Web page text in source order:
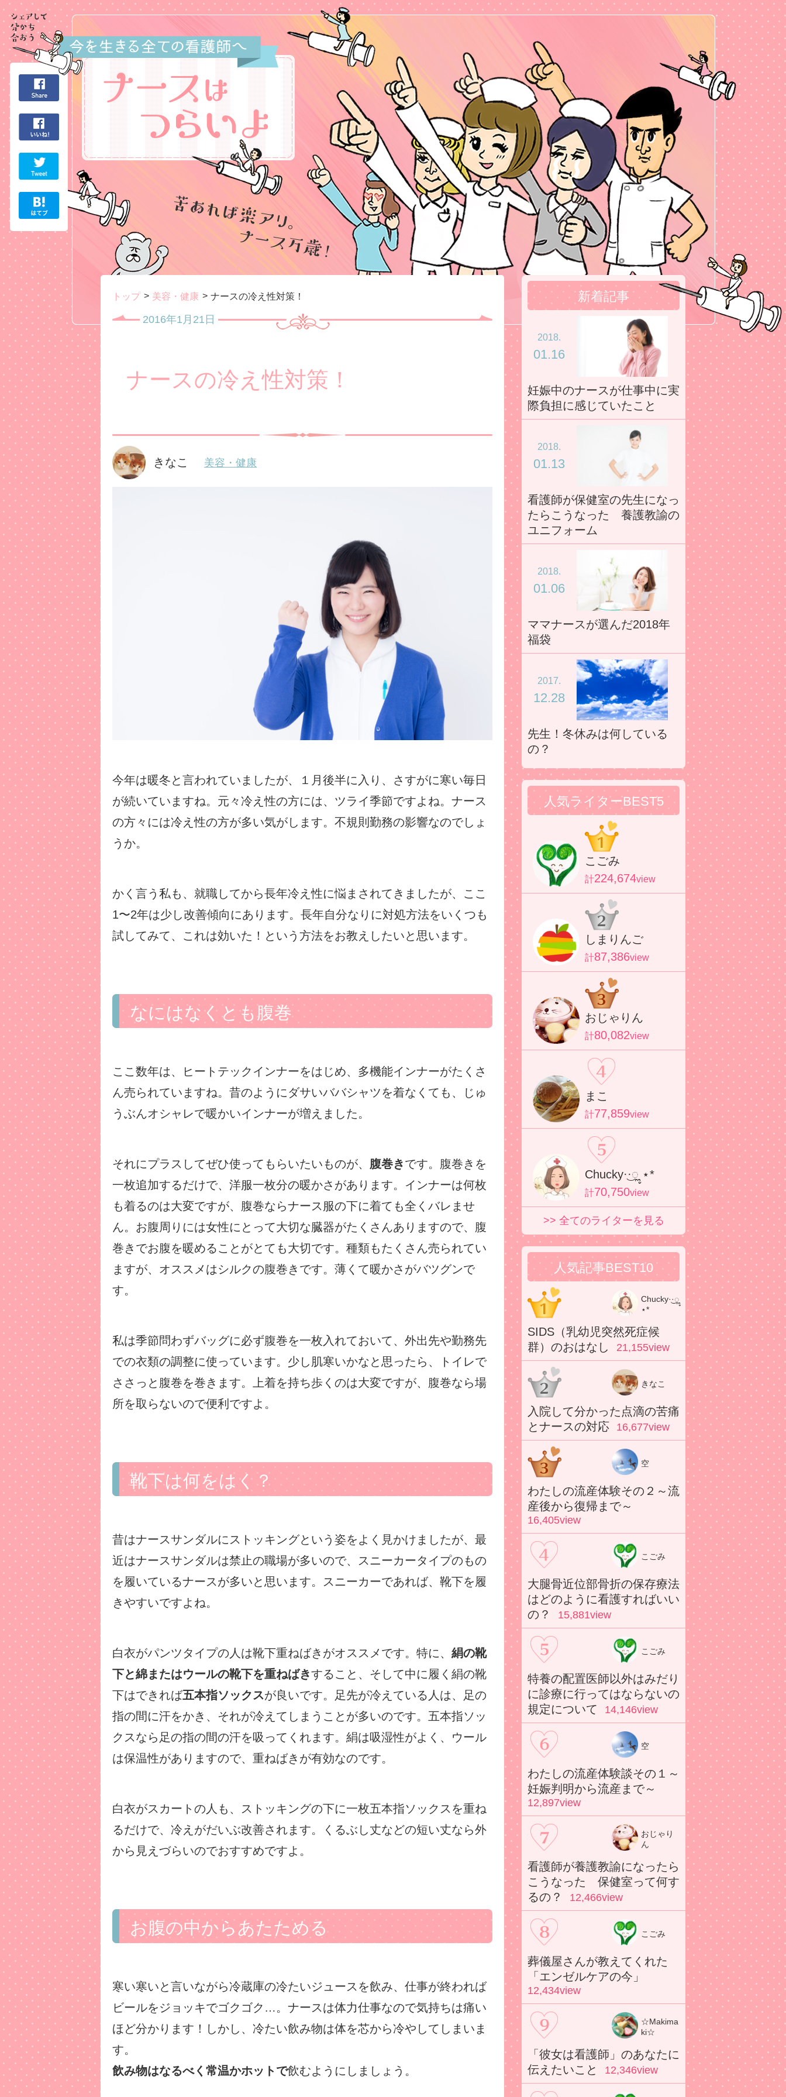
トップ 美容・健康 ナースの冷え性対策！
ナースの冷え性対策！
2016年1月21日
きなこ 美容・健康
今年は暖冬と言われていましたが、１月後半に入り、さすがに寒い毎日
が続いていますね。元々冷え性の方には、ツライ季節ですよね。ナース
の方々には冷え性の方が多い気がします。不規則勤務の影響なのでしょ
うか。
かく言う私も、就職してから長年冷え性に悩まされてきましたが、ここ
1〜2年は少し改善傾向にあります。長年自分なりに対処方法をいくつも
試してみて、これは効いた！という方法をお教えしたいと思います。
なにはなくとも腹巻
ここ数年は、ヒートテックインナーをはじめ、多機能インナーがたくさ
ん売られていますね。昔のようにダサいババシャツを着なくても、じゅ
うぶんオシャレで暖かいインナーが増えました。
それにプラスしてぜひ使ってもらいたいものが、 腹巻きです。腹巻きを
一枚追加するだけで、洋服一枚分の暖かさがあります。インナーは何枚
も着るのは大変ですが、腹巻ならナース服の下に着ても全くバレませ
ん。お腹周りには女性にとって大切な臓器がたくさんありますので、腹
巻きでお腹を暖めることがとても大切です。種類もたくさん売られてい
ますが、オススメはシルクの腹巻きです。薄くて暖かさがバツグンで
す。
私は季節問わずバッグに必ず腹巻を一枚入れておいて、外出先や勤務先
での衣類の調整に使っています。少し肌寒いかなと思ったら、トイレで
ささっと腹巻を巻きます。上着を持ち歩くのは大変ですが、腹巻なら場
所を取らないので便利ですよ。
靴下は何をはく？
昔はナースサンダルにストッキングという姿をよく見かけましたが、最
近はナースサンダルは禁止の職場が多いので、スニーカータイプのもの
を履いているナースが多いと思います。スニーカーであれば、靴下を履
きやすいですよね。
白衣がパンツタイプの人は靴下重ねばきがオススメです。特に、 絹の靴
下と綿またはウールの靴下を重ねばきすること、そして中に履く絹の靴
下はできれば五本指ソックスが良いです。足先が冷えている人は、足の
指の間に汗をかき、それが冷えてしまうことが多いのです。五本指ソッ
クスなら足の指の間の汗を吸ってくれます。絹は吸湿性がよく、ウール
は保温性がありますので、重ねばきが有効なのです。
白衣がスカートの人も、ストッキングの下に一枚五本指ソックスを重ね
るだけで、冷えがだいぶ改善されます。くるぶし丈などの短い丈なら外
から見えづらいのでおすすめですよ。
お腹の中からあたためる
寒い寒いと言いながら冷蔵庫の冷たいジュースを飲み、仕事が終われば
ビールをジョッキでゴクゴク…。ナースは体力仕事なので気持ちは痛い
ほど分かります！しかし、冷たい飲み物は体を芯から冷やしてしまいま
す。
飲み物はなるべく常温かホットで飲むようにしましょう。
新着記事
2018.
01.16
妊娠中のナースが仕事中に実
際負担に感じていたこと
2018.
01.13
看護師が保健室の先生になっ
たらこうなった 養護教諭の
ユニフォーム
2018.
01.06
ママナースが選んだ2018年
福袋
2017.
12.28
先生！冬休みは何している
の？
人気ライターBEST5
こごみ
計224,674view
しまりんご
計87,386view
おじゃりん
計80,082view
まこ
計77,859view
Chucky·͜·ೢ ⋆*
計70,750view
>> 全てのライターを見る
人気記事BEST10
Chucky·͜·ೢ
⋆*
SIDS（乳幼児突然死症候
群）のおはなし
21,155view
きなこ
入院して分かった点滴の苦痛
とナースの対応
16,677view
空
わたしの流産体験その２～流
産後から復帰まで～
16,405view
こごみ
大腿骨近位部骨折の保存療法
はどのように看護すればいい
の？
15,881view
こごみ
特養の配置医師以外はみだり
に診療に行ってはならないの
規定について
14,146view
空
わたしの流産体験談その１～
妊娠判明から流産まで～
12,897view
おじゃり
ん
看護師が養護教諭になったら
こうなった 保健室って何す
るの？
12,466view
こごみ
葬儀屋さんが教えてくれた
「エンゼルケアの今」
12,434view
☆Makima
ki☆
「彼女は看護師」のあなたに
伝えたいこと
12,346view